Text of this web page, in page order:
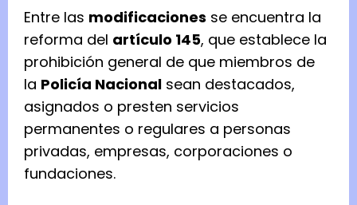
Entre las modificaciones se encuentra la
reforma del artículo 145, que establece la
prohibición general de que miembros de
la Policía Nacional sean destacados,
asignados o presten servicios
permanentes o regulares a personas
privadas, empresas, corporaciones o
fundaciones.